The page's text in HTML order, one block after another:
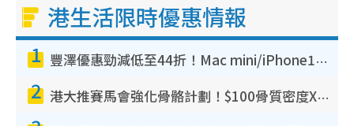
港生活限時優惠情報
1 豐澤優惠勁減低至44折！Mac mini/iPhone17Pro大減價！廚房家電$220起
2 港大推賽馬會強化骨骼計劃！$100骨質密度X光檢查 完成免費運動訓練送超市禮券！附參加資格